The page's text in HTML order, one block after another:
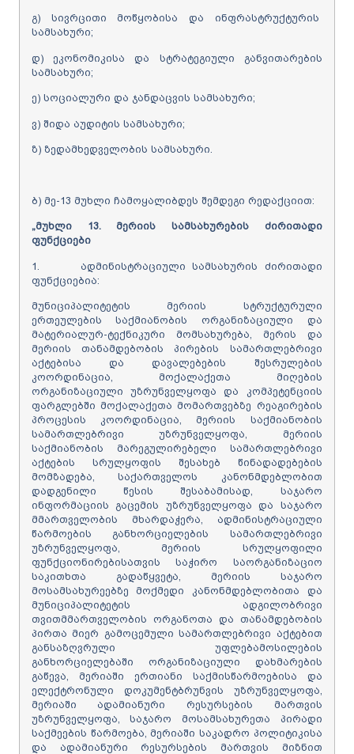
გ) სივრცითი მოწყობისა და ინფრასტრუქტურის
სამსახური;
დ) ეკონომიკისა და სტრატეგიული განვითარების
სამსახური;
ე) სოციალური და ჯანდაცვის სამსახური;
ვ) შიდა აუდიტის სამსახური;
ზ) ზედამხედველობის სამსახური.
ბ) მე-13 მუხლი ჩამოყალიბდეს შემდეგი რედაქციით:
„მუხლი 13.მერიის სამსახურების
ძირითადი
ფუნქციები
1. ადმინისტრაციული სამსახურის ძირითადი
ფუნქციებია:
მუნიციპალიტეტის მერიის სტრუქტურული
ერთეულების საქმიანობის ორგანიზაციული და
მატერიალურ-ტექნიკური მომსახურება, მერის და
მერიის თანამდებობის პირების სამართლებრივი
აქტებისა და დავალებების შესრულების
კოორდინაცია, მოქალაქეთა მიღების
ორგანიზაციული უზრუნველყოფა და კომპეტენციის
ფარგლებში მოქალაქეთა მომართვებზე რეაგირების
პროცესის კოორდინაცია, მერიის საქმიანობის
სამართლებრივი უზრუნველყოფა, მერიის
საქმიანობის მარეგულირებელი სამართლებრივი
აქტების სრულყოფის შესახებ წინადადებების
მომზადება, საქართველოს კანონმდებლობით
დადგენილი წესის შესაბამისად, საჯარო
ინფორმაციის გაცემის უზრუნველყოფა და საჯარო
მმართველობის მხარდაჭერა, ადმინისტრაციული
წარმოების განხორციელების სამართლებრივი
უზრუნველყოფა, მერიის სრულყოფილი
ფუნქციონირებისათვის საჭირო საორგანიზაციო
საკითხთა გადაწყვეტა, მერიის საჯარო
მოსამსახურეებზე მოქმედი კანონმდებლობითა და
მუნიციპალიტეტის ადგილობრივი
თვითმმართველობის ორგანოთა და თანამდებობის
პირთა მიერ გამოცემული სამართლებრივი აქტებით
განსაზღვრული უფლებამოსილების
განხორციელებაში ორგანიზაციული დახმარების
გაწევა, მერიაში ერთიანი საქმისწარმოებისა და
ელექტრონული დოკუმენტბრუნვის უზრუნველყოფა,
მერიაში ადამიანური რესურსების მართვის
უზრუნველყოფა, საჯარო მოსამსახურეთა პირადი
საქმეების წარმოება, მერიაში საკადრო პოლიტიკისა
და ადამიანური რესურსების მართვის მიზნით